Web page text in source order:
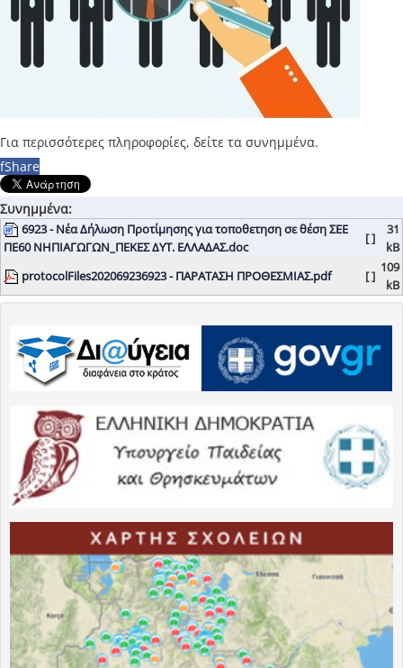
Για περισσότερες πληροφορίες, δείτε τα συνημμένα.
fShare
Συνημμένα:
6923 - Νέα Δήλωση Προτίμησης για τοποθετηση σε θέση ΣΕΕ
ΠΕ60 ΝΗΠΙΑΓΩΓΩΝ_ΠΕΚΕΣ ΔΥΤ. ΕΛΛΑΔΑΣ.doc
[ ]
31
kB
protocolFiles202069236923 - ΠΑΡΑΤΑΣΗ ΠΡΟΘΕΣΜΙΑΣ.pdf
[ ]
109
kB